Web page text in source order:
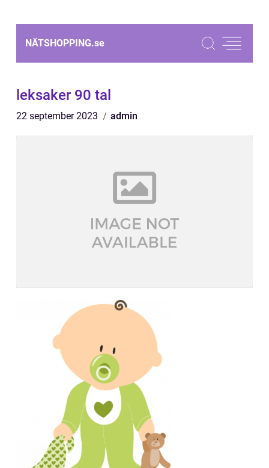
NÄTSHOPPING.se
leksaker 90 tal
22 september 2023 admin